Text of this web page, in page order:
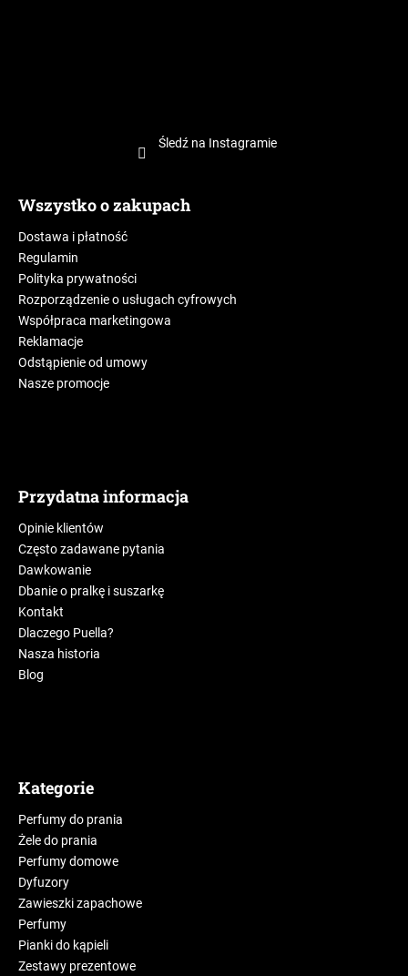
Śledź na Instagramie
Wszystko o zakupach
Dostawa i płatność
Regulamin
Polityka prywatności
Rozporządzenie o usługach cyfrowych
Współpraca marketingowa
Reklamacje
Odstąpienie od umowy
Nasze promocje
Przydatna informacja
Opinie klientów
Często zadawane pytania
Dawkowanie
Dbanie o pralkę i suszarkę
Kontakt
Dlaczego Puella?
Nasza historia
Blog
Kategorie
Perfumy do prania
Żele do prania
Perfumy domowe
Dyfuzory
Zawieszki zapachowe
Perfumy
Pianki do kąpieli
Zestawy prezentowe